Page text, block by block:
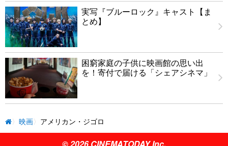
実写『ブルーロック』キャスト【ま
とめ】
困窮家庭の子供に映画館の思い出
を！寄付で届ける「シェアシネマ」
映画 アメリカン・ジゴロ